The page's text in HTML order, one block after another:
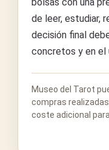
de leer, estudiar,
decisión final
concretos y en el
Museo del Tarot
compras
coste adicional